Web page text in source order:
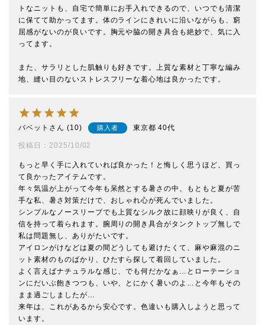
トなニットも、自宅で簡単にお手入れできるので、いつでも清潔
に保てて助かってます。体のラインにきれいに沿いながらも、窮
屈感がないのが良いです。胸元や脇の開き具合も絶妙で、気に入
ってます。
また、サラリとした肌触りも好きです。上質な素材と丁寧な編み
地、縫い目のないストレスフリーな着心地は良かったです。
バベット 10 購入者 東京都 40代
投稿日 2025/10/02
もっと早く手に入れていれば良かった！と悔しく思うほど、買っ
て良かったアイテムです。
年々気温が上がって今年も呆然とする暑さの中、もともと夏が苦
手な私、暑さ対策だけで、おしゃれ心が死んでいました。
シンプルなノースリーブでも上質なシルク故に顔映りが良く、自
信を持って着られます。腕周りの開き具合がタンクトップ無しで
私は問題無し、ありがたいです。
アイロンがけなどは夏の間どうしても避けたくて、麻や麻混のニ
ット素材のものばかり、ひたすら探して着回していました。
よく言えばナチュラルな感じ、でも何だかなぁ…とローテーショ
ンにだいぶ飽きつつも、いや、とにかく暑いのよ…と今年もその
まま過ごしましたが…
来年は、これがあるから安心です。色違いも購入しようと思って
います。